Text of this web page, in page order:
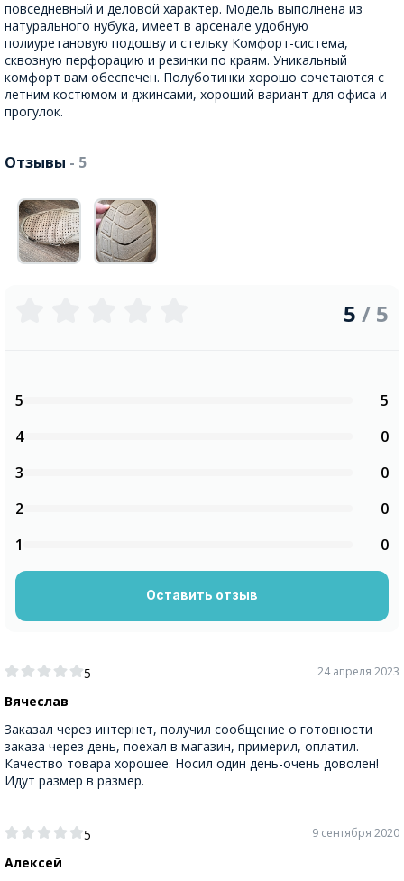
повседневный и деловой характер. Модель выполнена из
натурального нубука, имеет в арсенале удобную
полиуретановую подошву и стельку Комфорт-система,
сквозную перфорацию и резинки по краям. Уникальный
комфорт вам обеспечен. Полуботинки хорошо сочетаются с
летним костюмом и джинсами, хороший вариант для офиса и
прогулок.
Отзывы - 5
5
Вячеслав
24 апреля 2023
Заказал через интернет, получил сообщение о готовности
заказа через день, поехал в магазин, примерил, оплатил.
Качество товара хорошее. Носил один день-очень доволен!
Идут размер в размер.
5
Алексей
9 сентября 2020
5 / 5
5
5
4
0
3
0
2
0
1
0
Оставить отзыв